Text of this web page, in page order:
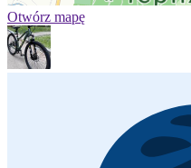
Otwórz mapę